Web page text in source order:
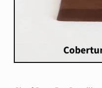
Abrir